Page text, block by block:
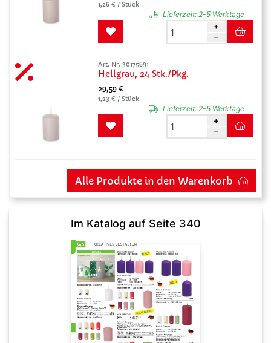
1,26 € / Stück
Lieferzeit:2-5 Werktage
Art. Nr. 30175691
Hellgrau, 24 Stk./Pkg.
29,59 €
1,23 € / Stück
Lieferzeit:2-5 Werktage
Alle Produkte in den Warenkorb
Im Katalog auf Seite 340